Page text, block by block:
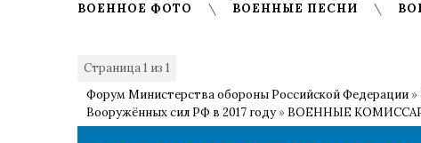
ВОЕННОЕ ФОТО ВОЕННЫЕ ПЕСНИ
Страница1 из 1
Форум Министерства обороны Российской Федерации »
Вооружённых сил РФ в 2017 году » ВОЕННЫЕ